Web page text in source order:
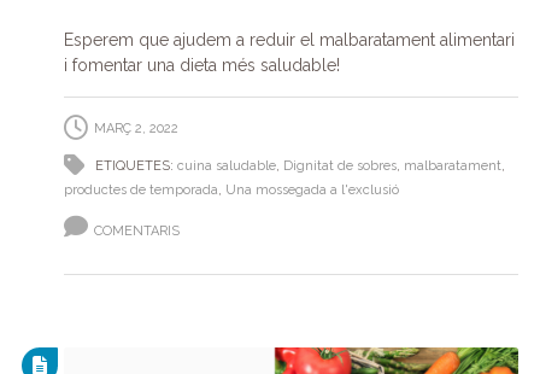
Esperem que ajudem a reduir el malbaratament alimentari
i fomentar una dieta més saludable!
MARÇ 2, 2022
ETIQUETES: cuina saludable, Dignitat de sobres, malbaratament,
productes de temporada, Una mossegada a l'exclusió
COMENTARIS